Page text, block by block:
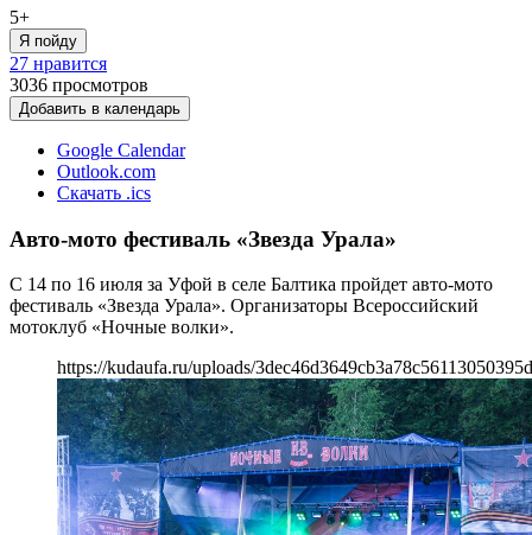
5+
Я пойду
27 нравится
3036 просмотров
Добавить в календарь
Google Calendar
Outlook.com
Скачать .ics
Авто-мото фестиваль «Звезда Урала»
С 14 по 16 июля за Уфой в селе Балтика пройдет авто-мото
фестиваль «Звезда Урала». Организаторы Всероссийский
мотоклуб «Ночные волки».
https://kudaufa.ru/uploads/